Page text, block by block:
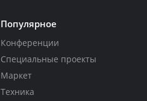
Популярное
Конференции
Специальные проекты
Маркет
Техника